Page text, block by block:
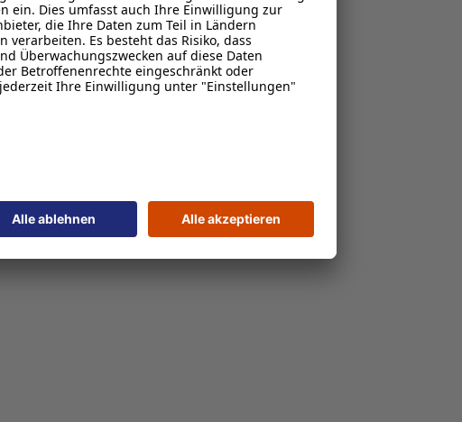
Standardinformationen
Artikelnummer: 30039395
Abmessungen Breite: 41 mm
Garantie: 24 Monate
EAN: 7090048404291